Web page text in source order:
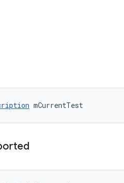
mCurrentTest